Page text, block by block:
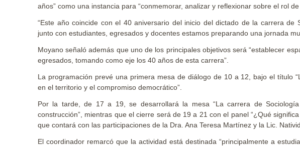
años” como una instancia para “conmemorar, analizar y reflexionar sobre el rol de
“Este año coincide con el 40 aniversario del inicio del dictado de la carrera de
junto con estudiantes, egresados y docentes estamos preparando una jornada
Moyano señaló además que uno de los principales objetivos será “establecer
egresados, tomando como eje los 40 años de esta carrera”.
La programación prevé una primera mesa de diálogo de 10 a 12, bajo el título
en el territorio y el compromiso democrático”.
Por la tarde, de 17 a 19, se desarrollará la mesa “La carrera de
construcción”, mientras que el cierre será de 19 a 21 con el panel “¿Qué
que contará con las participaciones de la Dra. Ana Teresa Martínez y la Lic.
El coordinador remarcó que la actividad está destinada “principalmente a